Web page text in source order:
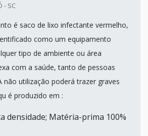
- SC
é saco de lixo infectante vermelho,
como um equipamento
tipo de ambiente ou área
com a saúde, tanto de pessoas
não utilização poderá trazer graves
é produzido em :
densidade; Matéria-prima 100%